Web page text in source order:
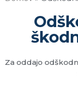
Za oddajo